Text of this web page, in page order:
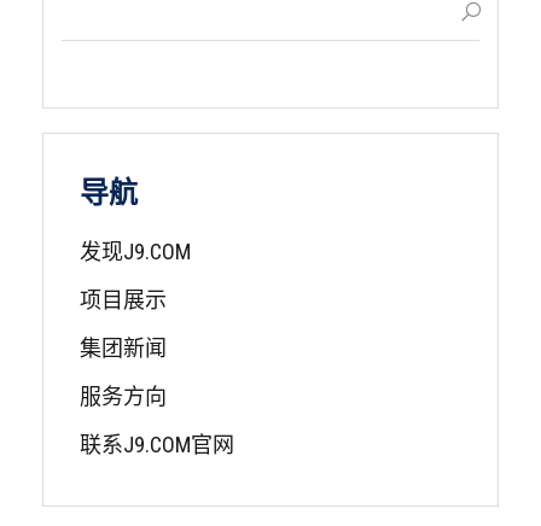
导航
发现J9.COM
项目展示
集团新闻
服务方向
联系J9.COM官网